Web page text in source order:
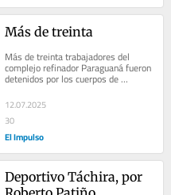
Más de treinta
Más de treinta trabajadores del
complejo refinador Paraguaná fueron
detenidos por los cuerpos de
inteligencia de la dictadura
venezolana, un hecho...
12.07.2025
30
El Impulso
Deportivo Táchira, por